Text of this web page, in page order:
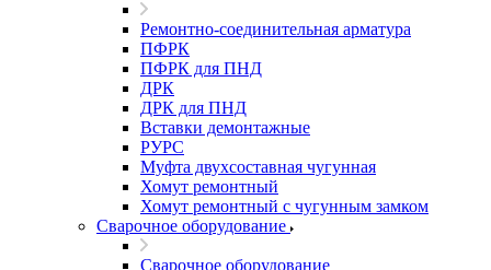
Ремонтно-соединительная арматура
ПФРК
ПФРК для ПНД
ДРК
ДРК для ПНД
Вставки демонтажные
РУРС
Муфта двухсоставная чугунная
Хомут ремонтный
Хомут ремонтный с чугунным замком
Сварочное оборудование
Сварочное оборудование